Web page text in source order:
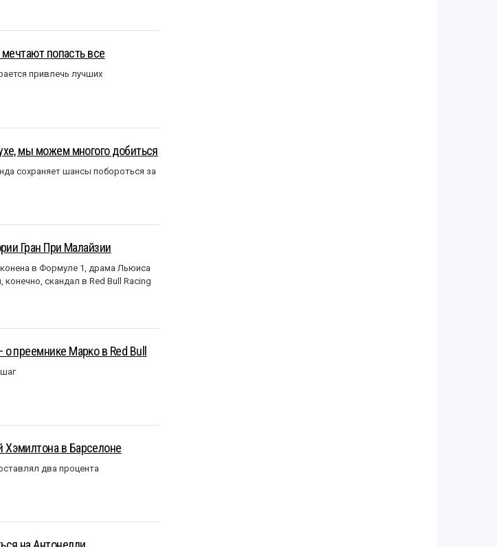
попасть все
привлечь лучших
мы можем многого добиться
сохраняет шансы побороться за
Гран При Малайзии
в Формуле 1, драма Льюиса
скандал в Red Bull Racing
преемнике Марко в Red Bull
Хэмилтона в Барселоне
два процента